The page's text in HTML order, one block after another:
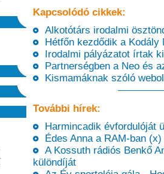
Kapcsolódó cikkek:
Alkotótárs irodalmi
Hétfőn kezdődik a Kodály
Irodalmi pályázatot írtak
Partnerségben a Neo és
Kismamáknak szóló
További hírek:
Harmincadik évfordulóját
Édes Anna a RAM-ban (x)
A Kossuth rádiós Benkő
különdíját